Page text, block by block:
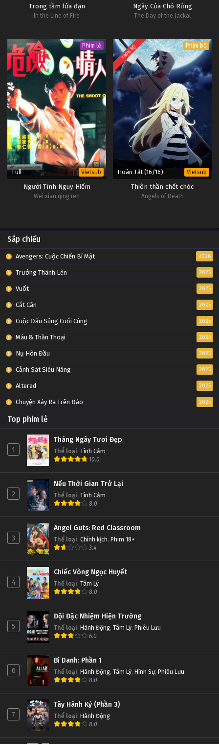
Trong tầm lửa đạn
In the Line of Fire
Ngày Của Chó Rừng
The Day of the Jackal
Phim lẻ
Full Vietsub
Người Tình Nguy Hiểm
Wei xian qing ren
TRỌN BỘ Phim bộ
Hoàn Tất (16/16) Vietsub
Thiên thần chết chóc
Angels of Death
Sắp chiếu
Avengers: Cuộc Chiến Bí Mật 2026
Trưởng Thành Lên 2025
Vuốt 2025
Cắt Cân 2025
Cuộc Đấu Súng Cuối Cùng 2025
Máu & Thần Thoại 2025
Nụ Hôn Đầu 2025
Cảnh Sát Siêu Năng 2025
Altered 2025
Chuyện Xảy Ra Trên Đảo 2025
Top phim lẻ
1
Tháng Ngày Tươi Đẹp
Thể loại: Tình Cảm
10.0
2
Nếu Thời Gian Trở Lại
Thể loại: Tình Cảm
8.0
3
Angel Guts: Red Classroom
Thể loại: Chính kịch, Phim 18+
3.4
4
Chiếc Vòng Ngọc Huyết
Thể loại: Tâm Lý
8.0
5
Đội Đặc Nhiệm Hiện Trường
Thể loại: Hành Động, Tâm Lý, Phiêu Lưu
6.0
6
Bí Danh: Phần 1
Thể loại: Hành Động, Tâm Lý, Hình Sự, Phiêu Lưu
8.0
7
Tây Hành Kỷ (Phần 3)
Thể loại: Hành Động
8.0